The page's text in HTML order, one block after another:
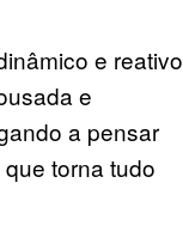
e reativo
e
a pensar
torna tudo